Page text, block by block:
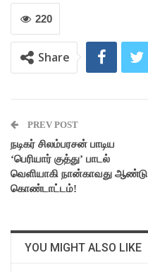
220
Share
PREV POST
நடிகர் சிலம்பரசன் பாடிய
‘பெரியார் குத்து’ பாடல்
வெளியாகி நான்காவது ஆண்டு
கொண்டாட்டம்!
YOU MIGHT ALSO LIKE